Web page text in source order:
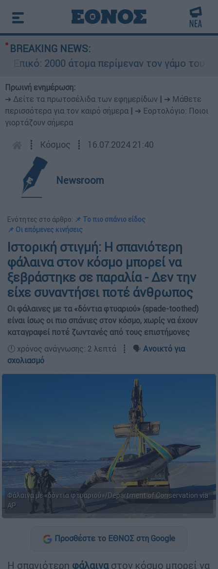
BREAKING NEWS:
2000 άτομα περίμεναν τον γάμο του
Πρωινή ενημέρωση:
➔ Δείτε τα πρωτοσέλιδα των εφημερίδων
➔ Μάθετε
περισσότερα για τον καιρό σήμερα
➔ Εορτολόγιο: Ποιοι
γιορτάζουν σήμερα
┋ Κόσμος ┋ 16.07.2024 21:40
Newsroom
Ενότητες στο άρθρο: 📌 Το πιο σπάνιο είδος
📌 Οι επόμενες κινήσεις
Ιστορική στιγμή: Η σπανιότερη
φάλαινα στον κόσμο μπορεί να
ξεβράστηκε σε παραλία - Δεν την
είχε συναντήσει ποτέ άνθρωπος
Οι φάλαινες με τα «δόντια φτυαριού» (spade-toothed)
είναι ίσως οι πιο σπάνιες στον κόσμο, χωρίς να έχουν
καταγραφεί ποτέ ζωντανές από τους επιστήμονες
🕛 χρόνος ανάγνωσης: 2 λεπτά ┋ 🗣️ Ανοικτό για
σχολιασμό
Φάλαινα με «δόντια φτυαριού»/Department of Conservation via
AP
Προσθέστε το ΕΘΝΟΣ στη Google
Η σπανιότερη φάλαιναστον κόσμο μπορεί να